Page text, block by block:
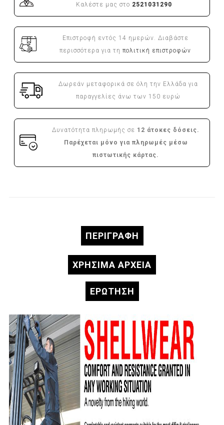
Καλέστε μας στο 2521031290
Επιστροφή εντός 14 ημερών. Διαβάστε
περισσότερα για τηπολιτική επιστροφών
Δωρεάν μεταφορικά σε όλη την Ελλάδα για
παραγγελίες άνω των 150 ευρώ
Δυνατότητα πληρωμής σε 12 άτοκες δόσεις.
Παρέχεται μόνο για πληρωμές μέσω
πιστωτικής κάρτας.
ΠΕΡΙΓΡΑΦΉ
ΧΡΗΣΙΜΑ ΑΡΧΕΙΑ
ΕΡΏΤΗΣΗ